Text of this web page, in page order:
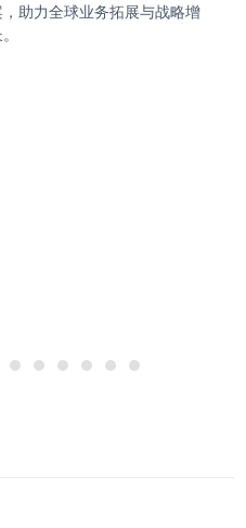
助力全球业务拓展与战略增